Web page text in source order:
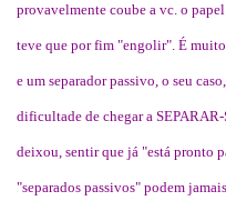
provavelmente coube a vc. o
teve que por fim "engolir". É
e um separador passivo, o seu
dificultade de chegar a
deixou, sentir que já "está pronto
"separados passivos" podem